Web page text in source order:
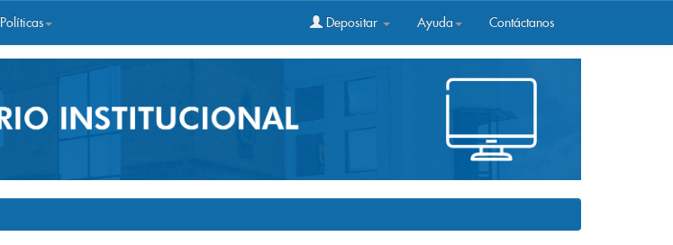
Políticas Depositar Ayuda Contáctanos